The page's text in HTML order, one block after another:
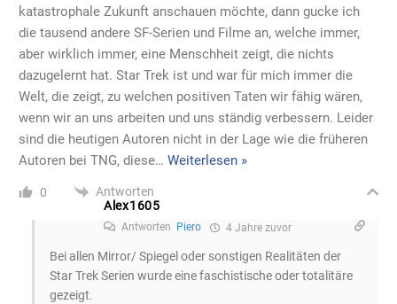
katastrophale Zukunft anschauen möchte, dann gucke ich
die tausend andere SF-Serien und Filme an, welche immer,
aber wirklich immer, eine Menschheit zeigt, die nichts
dazugelernt hat. Star Trek ist und war für mich immer die
Welt, die zeigt, zu welchen positiven Taten wir fähig wären,
wenn wir an uns arbeiten und uns ständig verbessern. Leider
sind die heutigen Autoren nicht in der Lage wie die früheren
Autoren bei TNG, diese… Weiterlesen »
0
Antworten
Alex1605
Antworten Piero 4 Jahre zuvor
Bei allen Mirror/ Spiegel oder sonstigen Realitäten der
Star Trek Serien wurde eine faschistische oder totalitäre
gezeigt.